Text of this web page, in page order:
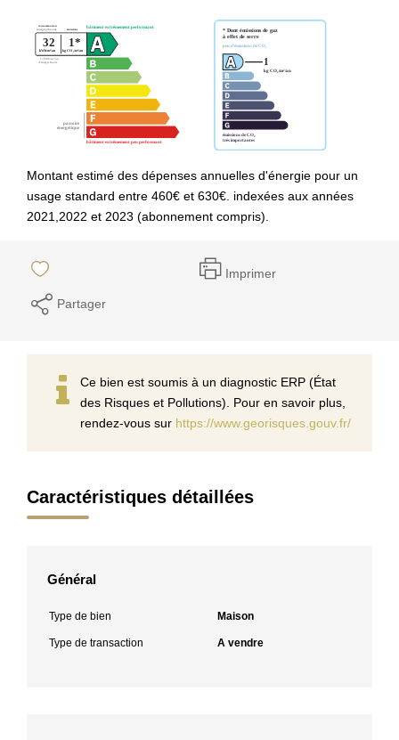
Montant estimé des dépenses annuelles d'énergie pour un
usage standard entre 460€ et 630€. indexées aux années
2021,2022 et 2023 (abonnement compris).
Imprimer
Partager
Ce bien est soumis à un diagnostic ERP (État
des Risques et Pollutions). Pour en savoir plus,
rendez-vous sur https://www.georisques.gouv.fr/
Caractéristiques détaillées
Général
Type de bien Maison
Type de transaction A vendre